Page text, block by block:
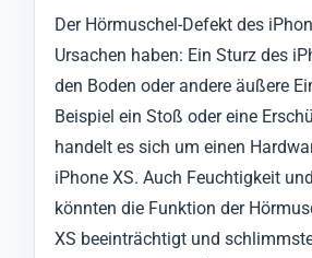
Der Hörmuschel-Defekt des
Ursachen haben: Ein Sturz des
den Boden oder andere äußere
Beispiel ein Stoß oder eine
handelt es sich um einen
iPhone XS. Auch Feuchtigkeit
könnten die Funktion der
XS beeinträchtigt und